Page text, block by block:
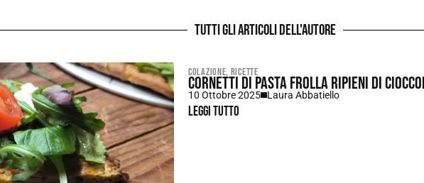
Tutti gli articoli dell'autore
Colazione, Ricette
Cornetti di pasta frolla ripieni di
10 Ottobre 2025 Laura Abbatiello
Leggi tutto